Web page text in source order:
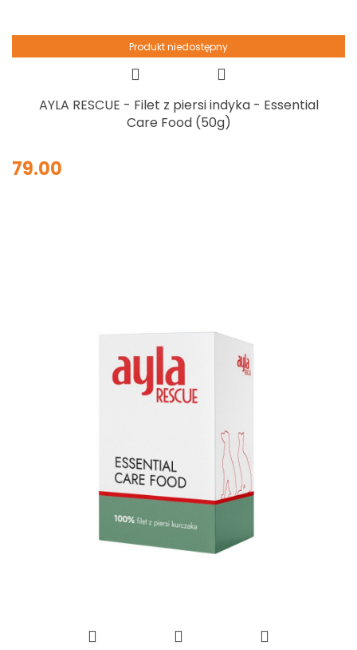
Produkt niedostępny
AYLA RESCUE - Filet z piersi indyka - Essential
Care Food (50g)
79.00